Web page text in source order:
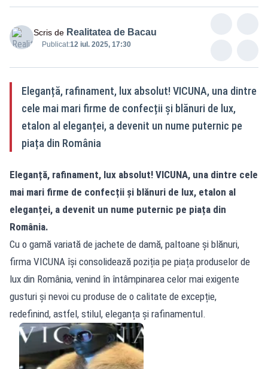
Scris de Realitatea de Bacau
Publicat:12 iul. 2025, 17:30
Eleganță, rafinament, lux absolut! VICUNA, una dintre
cele mai mari firme de confecții și blănuri de lux,
etalon al eleganței, a devenit un nume puternic pe
piața din România
Eleganță, rafinament, lux absolut! VICUNA, una dintre cele
mai mari firme de confecții și blănuri de lux, etalon al
eleganței, a devenit un nume puternic pe piața din
România.
Cu o gamă variată de jachete de damă, paltoane și blănuri,
firma VICUNA își consolidează poziția pe piața produselor de
lux din România, venind în întâmpinarea celor mai exigente
gusturi și nevoi cu produse de o calitate de excepție,
redefinind, astfel, stilul, eleganța și rafinamentul.